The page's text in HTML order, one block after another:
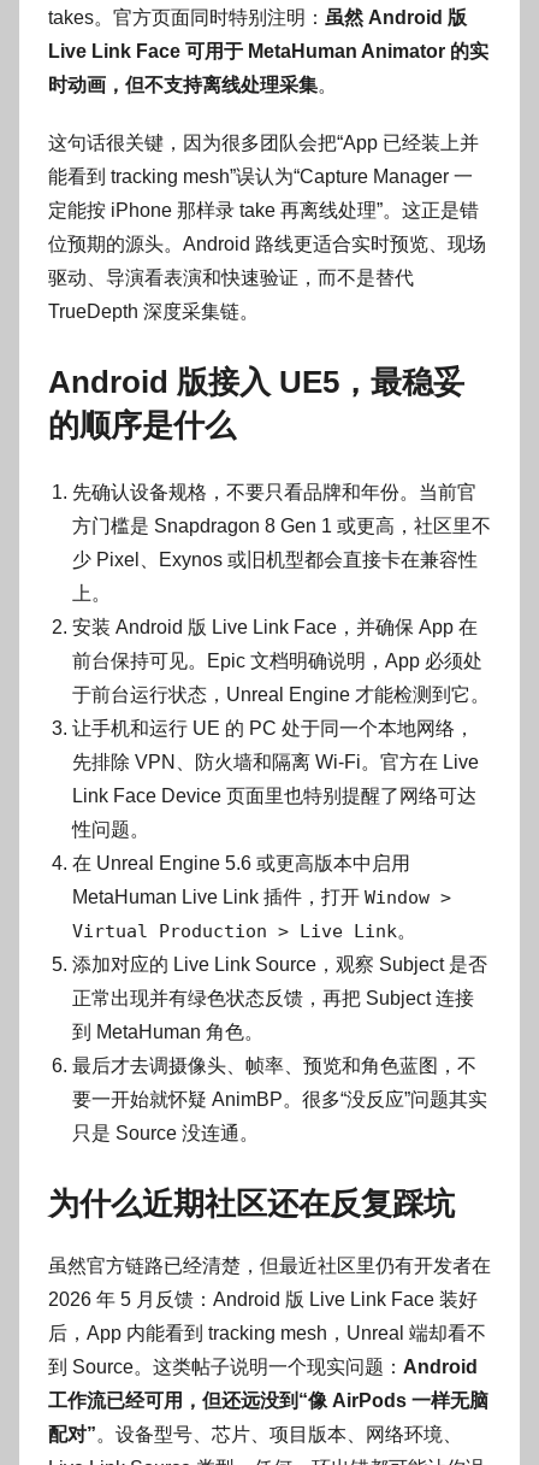
takes。官方页面同时特别注明： 虽然 Android 版
Live Link Face 可用于 MetaHuman Animator 的实
时动画，但不支持离线处理采集。
这句话很关键，因为很多团队会把“App 已经装上并
能看到 tracking mesh”误认为“Capture Manager 一
定能按 iPhone 那样录 take 再离线处理”。这正是错
位预期的源头。Android 路线更适合实时预览、现场
驱动、导演看表演和快速验证，而不是替代
TrueDepth 深度采集链。
Android 版接入 UE5，最稳妥
的顺序是什么
先确认设备规格，不要只看品牌和年份。当前官
方门槛是 Snapdragon 8 Gen 1 或更高，社区里不
少 Pixel、Exynos 或旧机型都会直接卡在兼容性
上。
安装 Android 版 Live Link Face，并确保 App 在
前台保持可见。Epic 文档明确说明，App 必须处
于前台运行状态，Unreal Engine 才能检测到它。
让手机和运行 UE 的 PC 处于同一个本地网络，
先排除 VPN、防火墙和隔离 Wi‑Fi。官方在 Live
Link Face Device 页面里也特别提醒了网络可达
性问题。
在 Unreal Engine 5.6 或更高版本中启用
MetaHuman Live Link 插件，打开 Window >
Virtual Production > Live Link。
添加对应的 Live Link Source，观察 Subject 是否
正常出现并有绿色状态反馈，再把 Subject 连接
到 MetaHuman 角色。
最后才去调摄像头、帧率、预览和角色蓝图，不
要一开始就怀疑 AnimBP。很多“没反应”问题其实
只是 Source 没连通。
为什么近期社区还在反复踩坑
虽然官方链路已经清楚，但最近社区里仍有开发者在
2026 年 5 月反馈：Android 版 Live Link Face 装好
后，App 内能看到 tracking mesh，Unreal 端却看不
到 Source。这类帖子说明一个现实问题： Android
工作流已经可用，但还远没到“像 AirPods 一样无脑
配对”。设备型号、芯片、项目版本、网络环境、